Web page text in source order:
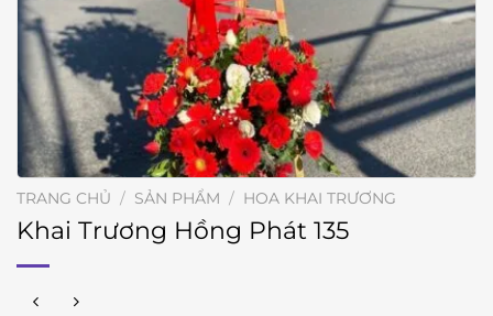
TRANG CHỦ / SẢN PHẨM / HOA KHAI TRƯƠNG
Khai Trương Hồng Phát 135